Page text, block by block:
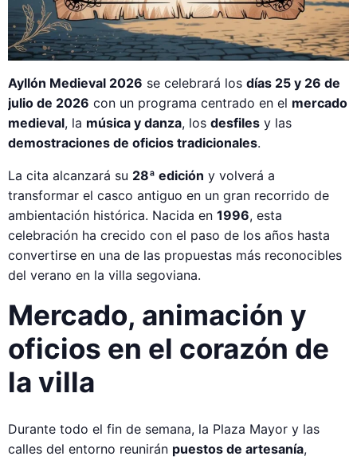
Ayllón Medieval 2026 se celebrará los días 25 y 26 de
julio de 2026 con un programa centrado en el mercado
medieval, la música y danza, los desfiles y las
demostraciones de oficios tradicionales.
La cita alcanzará su 28ª edición y volverá a
transformar el casco antiguo en un gran recorrido de
ambientación histórica. Nacida en 1996, esta
celebración ha crecido con el paso de los años hasta
convertirse en una de las propuestas más reconocibles
del verano en la villa segoviana.
Mercado, animación y
oficios en el corazón de
la villa
Durante todo el fin de semana, la Plaza Mayor y las
calles del entorno reunirán puestos de artesanía,